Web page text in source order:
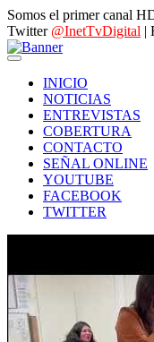
Somos el primer canal
Twitter @InetTvDigital |
INICIO
NOTICIAS
ENTREVISTAS
COBERTURA
CONTACTO
SEÑAL ONLINE
YOUTUBE
FACEBOOK
TWITTER